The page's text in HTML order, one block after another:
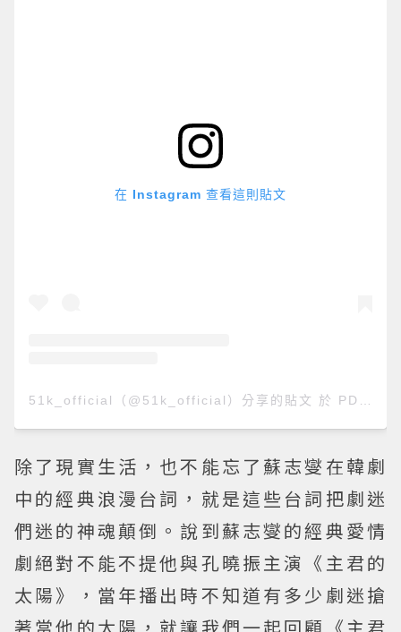
在 Instagram 查看這則貼文
51k_official（@51k_official）分享的貼文 於 PDT 2019 年 5月 月 17 日 上午 12:11
除了現實生活，也不能忘了蘇志燮在韓劇
中的經典浪漫台詞，就是這些台詞把劇迷
們迷的神魂顛倒。說到蘇志燮的經典愛情
劇絕對不能不提他與孔曉振主演《主君的
太陽》，當年播出時不知道有多少劇迷搶